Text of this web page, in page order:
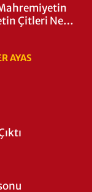
Çitleri Ne
AYAS